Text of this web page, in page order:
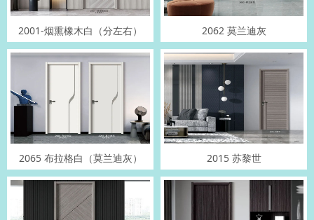
2001-烟熏橡木白（分左右） 2062 莫兰迪灰
2065 布拉格白（莫兰迪灰） 2015 苏黎世